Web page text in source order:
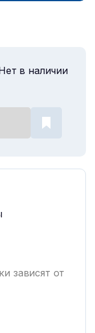
в наличии
зависят от